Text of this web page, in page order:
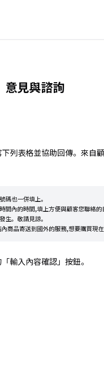
意見與諮詢
列表格並協助回傳。來自
碼也一併填上。
內的時間,填上方便與顧客您聯絡的
生。敬請見諒。
商品寄送到國外的服務,想要購買現
輸入內容確認」按鈕。